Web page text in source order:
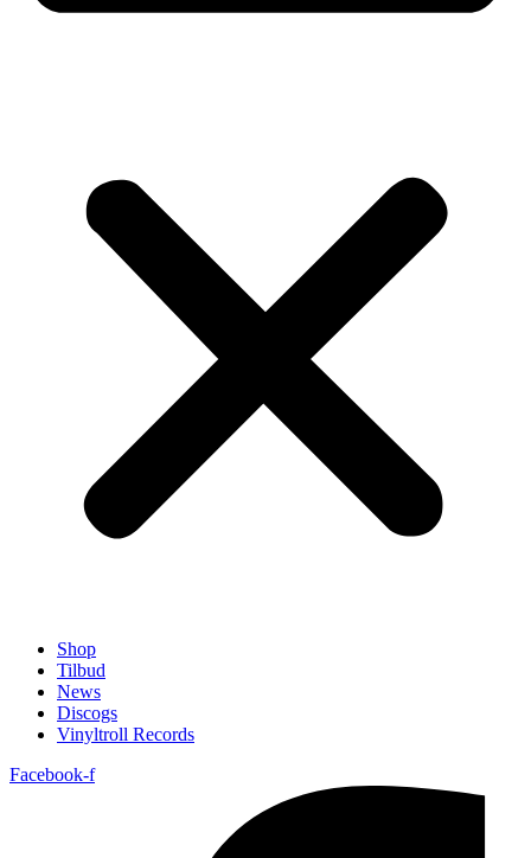
Shop
Tilbud
News
Discogs
Vinyltroll Records
Facebook-f